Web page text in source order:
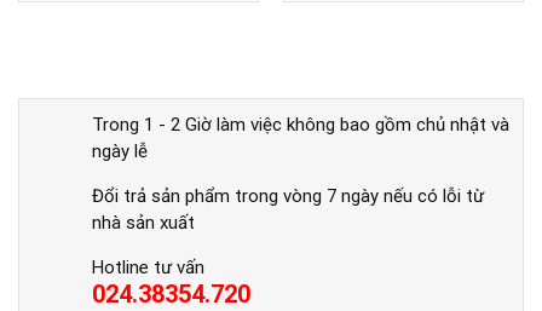
Trong 1 - 2 Giờ làm việc không bao gồm chủ nhật và
ngày lễ
Đổi trả sản phẩm trong vòng 7 ngày nếu có lỗi từ
nhà sản xuất
Hotline tư vấn
024.38354.720